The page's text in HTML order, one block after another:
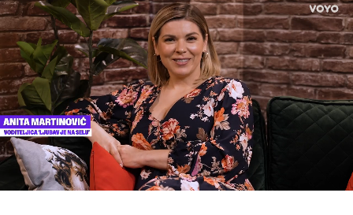
Upali
zvuk
/
Loaded:
7.90%